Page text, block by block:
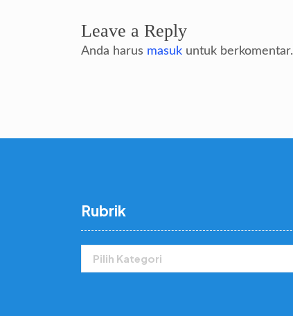
Leave a Reply
Anda harus masuk untuk berkomentar.
Rubrik